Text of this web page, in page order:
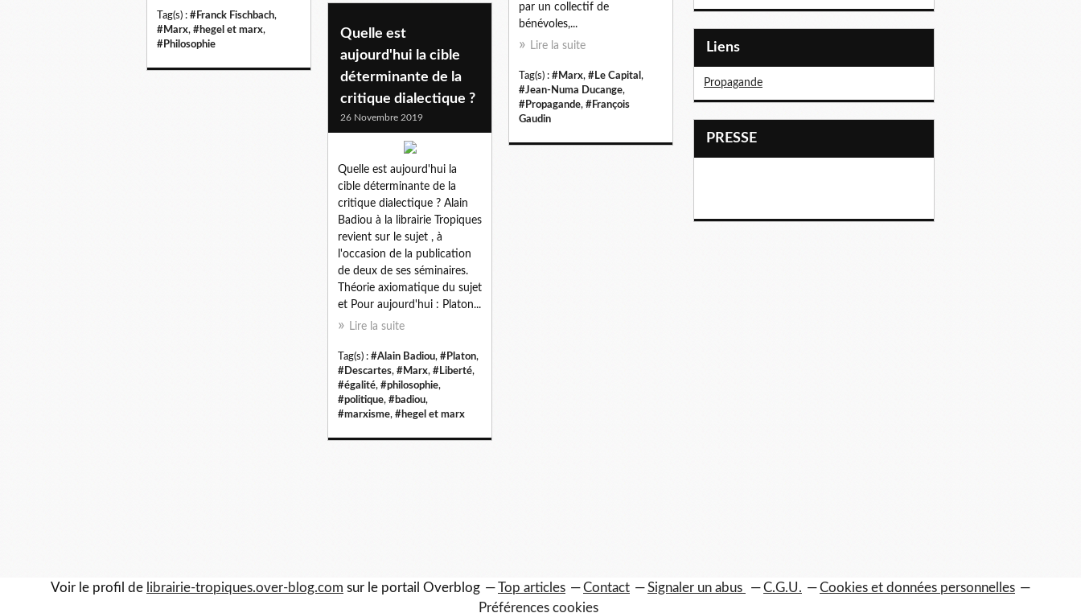
Tag(s) : #Franck Fischbach,
#Marx, #hegel et marx,
#Philosophie
par un collectif de
bénévoles,...
Lire la suite
Tag(s) : #Marx, #Le Capital ,
#Jean-Numa Ducange,
#Propagande, #François
Gaudin
Quelle est
aujourd'hui la cible
déterminante de la
critique dialectique ?
26 Novembre 2019
Quelle est aujourd'hui la
cible déterminante de la
critique dialectique ? Alain
Badiou à la librairie Tropiques
revient sur le sujet , à
l'occasion de la publication
de deux de ses séminaires.
Théorie axiomatique du sujet
et Pour aujourd'hui : Platon...
Lire la suite
Tag(s) : #Alain Badiou, #Platon,
#Descartes, #Marx, #Liberté,
#égalité, #philosophie,
#politique, #badiou,
#marxisme, #hegel et marx
Liens
Propagande
PRESSE
Voir le profil de librairie-tropiques.over-blog.com sur le portail Overblog Top articles Contact Signaler un abus C.G.U.
Cookies et données personnelles
Préférences cookies